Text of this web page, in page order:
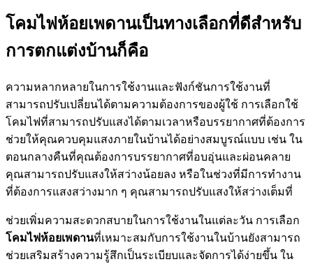
โคมไฟห้อยเพดานเป็นทางเลือกที่ดีสำหรับ
การตกแต่งบ้านก็คือ
ความหลากหลายในการใช้งานและฟังก์ชันการใช้งานที่
สามารถปรับเปลี่ยนได้ตามความต้องการของผู้ใช้ การเลือกใช้
โคมไฟที่สามารถปรับแสงได้ตามเวลาหรือบรรยากาศที่ต้องการ
ช่วยให้คุณควบคุมแสงภายในบ้านได้อย่างสมบูรณ์แบบ เช่น ใน
ตอนกลางคืนที่คุณต้องการบรรยากาศที่อบอุ่นและผ่อนคลาย
คุณสามารถปรับแสงให้สว่างน้อยลง หรือในช่วงที่มีการทำงาน
ที่ต้องการแสงสว่างมาก ๆ คุณสามารถปรับแสงให้สว่างเต็มที่
ช่วยเพิ่มความสะดวกสบายในการใช้งานในแต่ละวัน การเลือก
โคมไฟห้อยเพดานที่เหมาะสมกับการใช้งานในบ้านยังสามารถ
ช่วยเสริมสร้างความรู้สึกเป็นระเบียบและจัดการได้ง่ายขึ้น ใน